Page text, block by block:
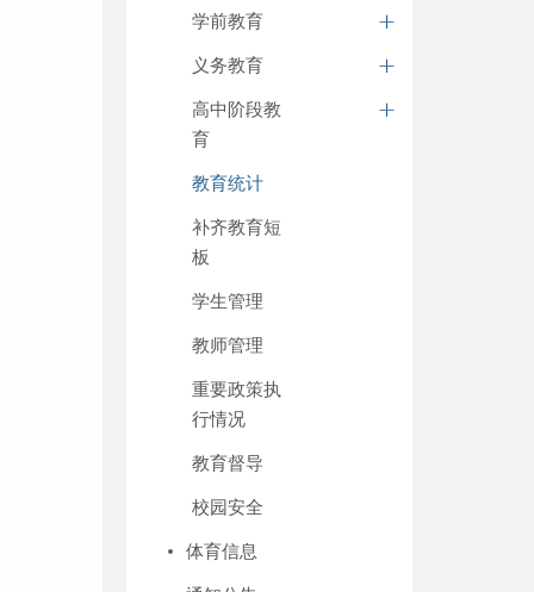
学前教育
义务教育
高中阶段教
育
教育统计
补齐教育短
板
学生管理
教师管理
重要政策执
行情况
教育督导
校园安全
体育信息